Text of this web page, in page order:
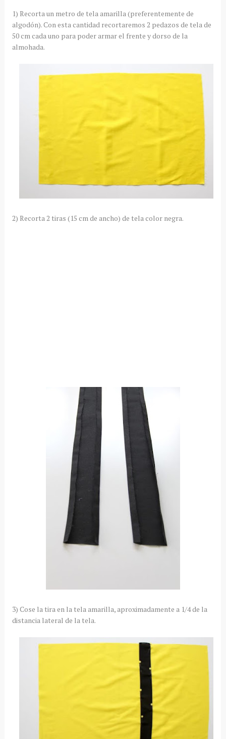
1) Recorta un metro de tela amarilla (preferentemente de
algodón). Con esta cantidad recortaremos 2 pedazos de tela de
50 cm cada uno para poder armar el frente y dorso de la
almohada.
2) Recorta 2 tiras (15 cm de ancho) de tela color negra.
3) Cose la tira en la tela amarilla, aproximadamente a 1/4 de la
distancia lateral de la tela.